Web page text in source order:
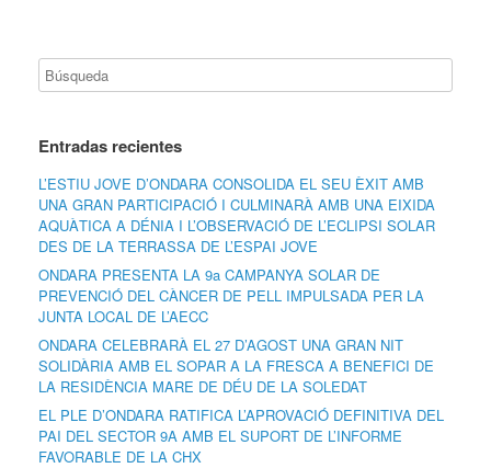
Entradas recientes
L’ESTIU JOVE D’ONDARA CONSOLIDA EL SEU ÈXIT AMB
UNA GRAN PARTICIPACIÓ I CULMINARÀ AMB UNA EIXIDA
AQUÀTICA A DÉNIA I L’OBSERVACIÓ DE L’ECLIPSI SOLAR
DES DE LA TERRASSA DE L’ESPAI JOVE
ONDARA PRESENTA LA 9a CAMPANYA SOLAR DE
PREVENCIÓ DEL CÀNCER DE PELL IMPULSADA PER LA
JUNTA LOCAL DE L’AECC
ONDARA CELEBRARÀ EL 27 D’AGOST UNA GRAN NIT
SOLIDÀRIA AMB EL SOPAR A LA FRESCA A BENEFICI DE
LA RESIDÈNCIA MARE DE DÉU DE LA SOLEDAT
EL PLE D’ONDARA RATIFICA L’APROVACIÓ DEFINITIVA DEL
PAI DEL SECTOR 9A AMB EL SUPORT DE L’INFORME
FAVORABLE DE LA CHX